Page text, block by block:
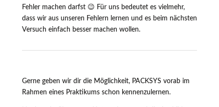
Fehler machen darfst 😉 Für uns bedeutet es vielmehr,
dass wir aus unseren Fehlern lernen und es beim nächsten
Versuch einfach besser machen wollen.
Gerne geben wir dir die Möglichkeit, PACKSYS vorab im
Rahmen eines Praktikums schon kennenzulernen.